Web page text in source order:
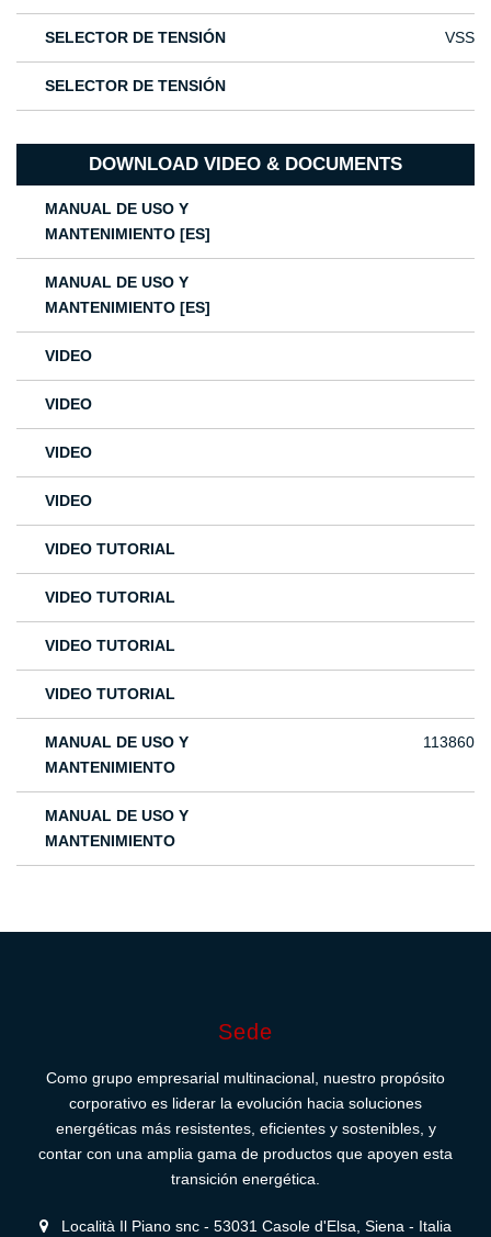
SELECTOR DE TENSIÓN VSS
SELECTOR DE TENSIÓN
DOWNLOAD VIDEO & DOCUMENTS
MANUAL DE USO Y
MANTENIMIENTO [ES]
MANUAL DE USO Y
MANTENIMIENTO [ES]
VIDEO
VIDEO
VIDEO
VIDEO
VIDEO TUTORIAL
VIDEO TUTORIAL
VIDEO TUTORIAL
VIDEO TUTORIAL
MANUAL DE USO Y
MANTENIMIENTO
113860
MANUAL DE USO Y
MANTENIMIENTO
Sede
Como grupo empresarial multinacional, nuestro propósito
corporativo es liderar la evolución hacia soluciones
energéticas más resistentes, eficientes y sostenibles, y
contar con una amplia gama de productos que apoyen esta
transición energética.
Località Il Piano snc - 53031 Casole d'Elsa, Siena - Italia